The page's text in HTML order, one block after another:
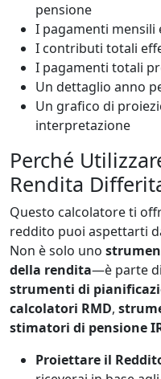
pensione
I pagamenti mensili
I contributi totali
I pagamenti totali
Un dettaglio anno
Un grafico di
interpretazione
Perché
Rendita
Questo calcolatore ti
reddito puoi aspettarti
Non è solo uno
della rendita—è parte
strumenti di
calcolatori RMD,
stimatori di pensione
Proiettare il